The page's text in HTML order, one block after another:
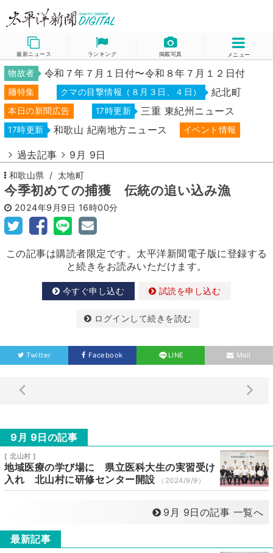
最新ニュース ランキング 掲載写真 メニュー
物故者 令和７年７月１日付〜令和８年７月１２日付
麺特集 クマの目撃情報（８月３日、４日） 紀北町
本日の新聞広告 17時更新 三重 東紀州ニュース
17時更新 和歌山 紀南地方ニュース イベント情報
過去記事 9月 9日
和歌山県 太地町
今季初めての捕獲 伝統の追い込み漁
2024年9月9日 16時00分
この記事は購読者限定です。太平洋新聞電子版に登録する
と続きをお読みいただけます。
今すぐ申し込む 試読を申し込む
ログインして続きを読む
Twitter Facebook LINE Mail
9月 9日の記事
[ 北山村 ]
地域医療の学び場に 県立医科大生の実習受け
入れ 北山村に研修センター開設
（2024/9/9）
9月 9日の記事 一覧へ
最新記事